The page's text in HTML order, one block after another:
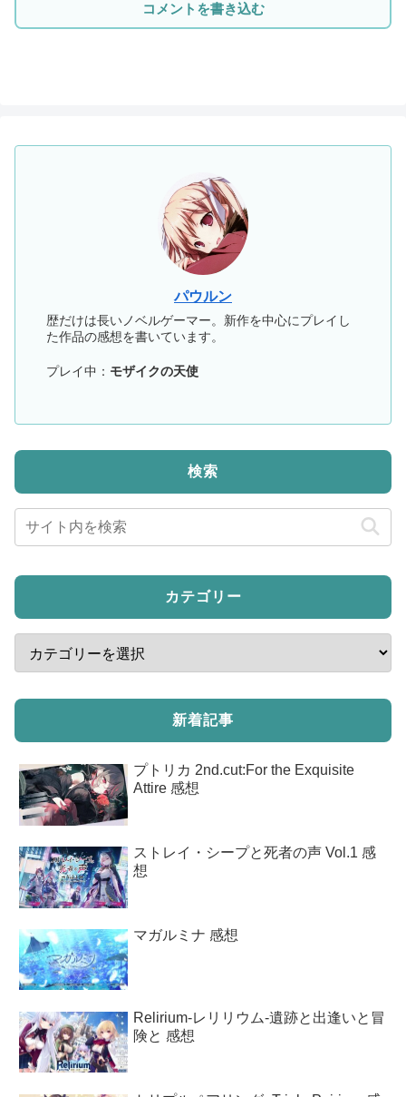
コメントを書き込む
パウルン
歴だけは長いノベルゲーマー。新作を中心にプレイし
た作品の感想を書いています。
プレイ中： モザイクの天使
検索
カテゴリー
新着記事
プトリカ 2nd.cut:For the Exquisite
Attire 感想
ストレイ・シープと死者の声 Vol.1 感
想
マガルミナ 感想
Relirium-レリリウム-遺跡と出逢いと冒
険と 感想